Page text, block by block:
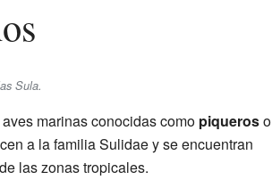
Sula.
marinas conocidas como piqueroso
a la familia Sulidae y se encuentran
las zonas tropicales.